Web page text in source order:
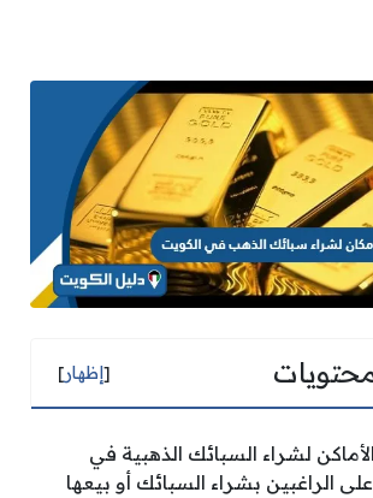
[إظهار]
لشراء السبائك الذهبية في
الراغبين بشراء السبائك أو بيعها